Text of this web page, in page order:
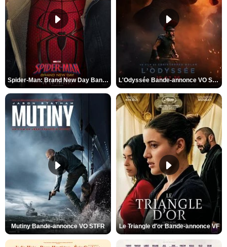
Spider-Man: Brand New Day Bande-annonce VO STFR L'Odyssée Bande-annonce VO STFR
Mutiny Bande-annonce VO STFR Le Triangle d'or Bande-annonce VF